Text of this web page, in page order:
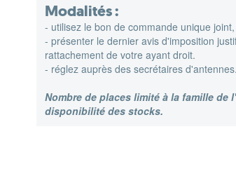
Modalités :
- utilisez le bon de commande unique joint,
- présenter le dernier avis d'imposition
rattachement de votre ayant droit.
- réglez auprès des secrétaires d'antennes.
Nombre de places limité à la famille de
disponibilité des stocks.